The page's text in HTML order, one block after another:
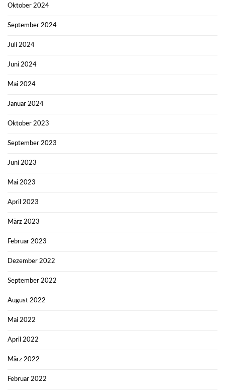
Oktober 2024
September 2024
Juli 2024
Juni 2024
Mai 2024
Januar 2024
Oktober 2023
September 2023
Juni 2023
Mai 2023
April 2023
März 2023
Februar 2023
Dezember 2022
September 2022
August 2022
Mai 2022
April 2022
März 2022
Februar 2022